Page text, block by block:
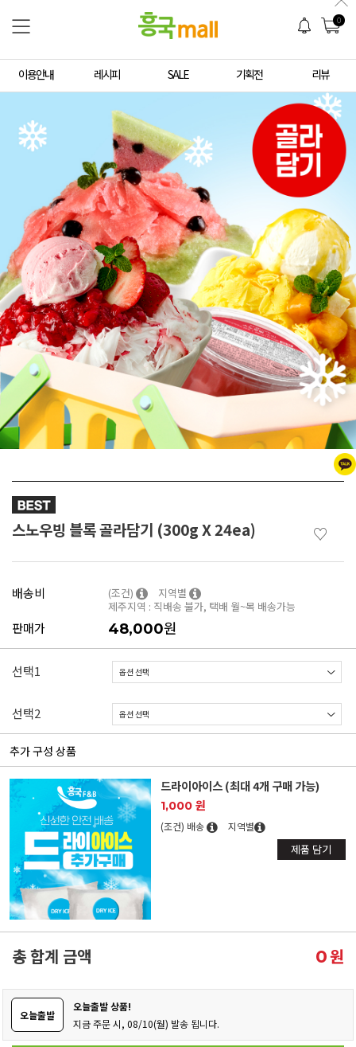
0
이용안내 레시피 SALE 기획전 리뷰
스노우빙 블록 골라담기 (300g X 24ea) ♡
배송비 (조건)
지역별
제주지역 : 직배송 불가, 택배 월~목 배송가능
판매가 48,000원
선택1
선택2
추가 구성 상품
드라이아이스 (최대 4개 구매 가능)
1,000 원
(조건) 배송 지역별
제품 담기
총 합계 금액 0원
오늘출발
오늘출발 상품!
지금 주문 시, 08/10(월) 발송 됩니다.